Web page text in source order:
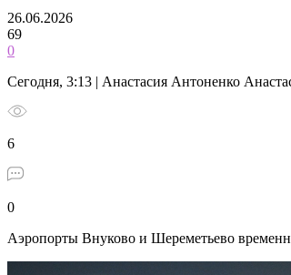
26.06.2026
69
0
Сегодня, 3:13 | Анастасия Антоненко
6
0
Аэропорты Внуково и Шереметьево